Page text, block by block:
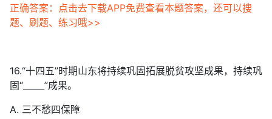
正确答案：点击去下载APP免费查看本题答案，还可以搜
题、刷题、练习哦>>
16.“十四五”时期山东将持续巩固拓展脱贫攻坚成果，持续巩
固“_____”成果。
A. 三不愁四保障